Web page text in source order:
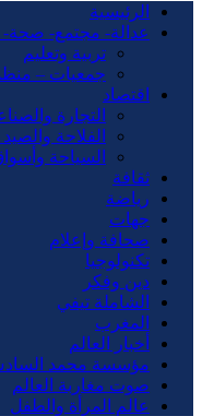
الرئيسية
عدالة- مجتمع-
تربية وتعليم
جمعيات –
اقتصاد
التجارة
الفلاحة
السياحة
ثقافة
رياضة
جهات
صحافة وإعلام
تكنولوجيا
دين وفكر
الشاملة تيفي
المغرب
أخبار العالم
مؤسسة محمد
صوت مغاربة العالم
عالم المرأة والطفل